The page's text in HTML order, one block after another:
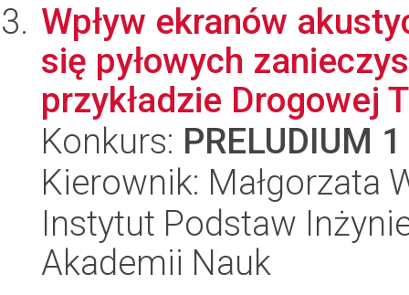
Wpływ ekranów
się pyłowych
przykładzie Drogowej
Konkurs: PRELUDIUM 1
Kierownik: Małgorzata
Instytut Podstaw
Akademii Nauk